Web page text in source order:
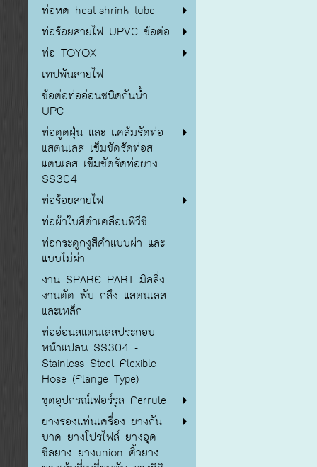
ท่อหด heat-shrink tube
ท่อร้อยสายไฟ UPVC ข้อต่อ
ท่อ TOYOX
เทปพันสายไฟ
ข้อต่อท่ออ่อนชนิดกันน้ำ
UPC
ท่อดูดฝุ่น และ แคล้มรัดท่อ
แสตนเลส เข็มขัดรัดท่อส
แตนเลส เข็มขัดรัดท่อยาง
SS304
ท่อร้อยสายไฟ
ท่อผ้าใบสีดำเคลือบพีวีซี
ท่อกระดูกงูสีดำแบบผ่า และ
แบบไม่ผ่า
งาน SPARE PART มิลลิ่ง
งานตัด พับ กลึง แสตนเลส
และเหล็ก
ท่ออ่อนสแตนเลสประกอบ
หน้าแปลน SS304 -
Stainless Steel Flexible
Hose (Flange Type)
ชุดอุปกรณ์เฟอร์รูล Ferrule
ยางรองแท่นเครื่อง ยางกัน
บาด ยางโปรไฟล์ ยางอุด
ซีลยาง ยางunion คิ้วยาง